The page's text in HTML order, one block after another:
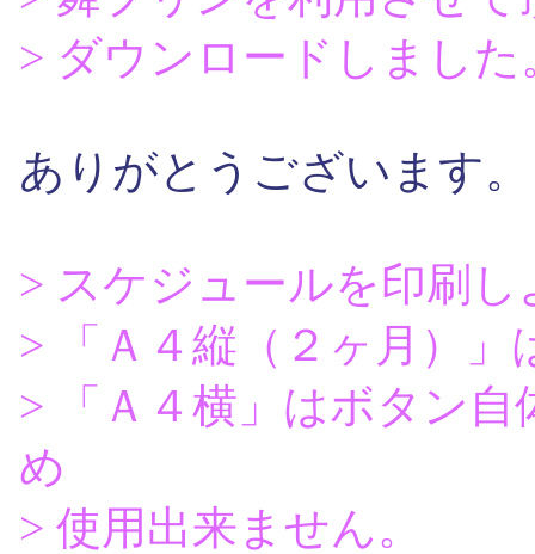
> ダウンロードしました
ありがとうございます。
> スケジュールを印刷
> 「Ａ４縦（２ヶ月）
> 「Ａ４横」はボタン
め
> 使用出来ません。